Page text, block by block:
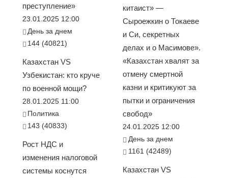
преступление»
23.01.2025 12:00
День за днем
144 (40821)
Казахстан VS
Узбекистан: кто круче
по военной мощи?
28.01.2025 11:00
Политика
143 (40833)
Рост НДС и
изменения налоговой
системы коснутся
китаист» —
Сыроежкин о Токаеве
и Си, секретных
делах и о Масимове».
«Казахстан хвалят за
отмену смертной
казни и критикуют за
пытки и ограничения
свобод»
24.01.2025 12:00
День за днем
1161 (42489)
Казахстан VS